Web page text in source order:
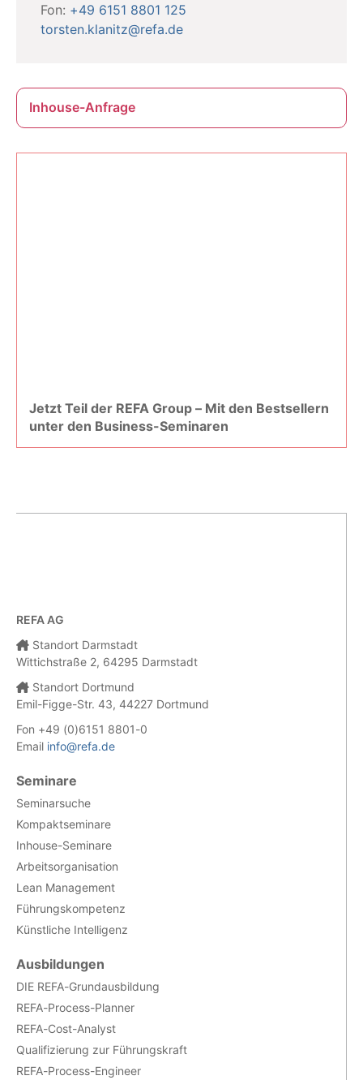
Fon: +49 6151 8801 125
torsten.klanitz@refa.de
Inhouse-Anfrage
Jetzt Teil der REFA Group – Mit den Bestsellern
unter den Business-Seminaren
REFA AG
Standort Darmstadt
Wittichstraße 2, 64295 Darmstadt
Standort Dortmund
Emil-Figge-Str. 43, 44227 Dortmund
Fon +49 (0)6151 8801-0
Email info@refa.de
Seminare
Seminarsuche
Kompaktseminare
Inhouse-Seminare
Arbeitsorganisation
Lean Management
Führungskompetenz
Künstliche Intelligenz
Ausbildungen
DIE REFA-Grundausbildung
REFA-Process-Planner
REFA-Cost-Analyst
Qualifizierung zur Führungskraft
REFA-Process-Engineer